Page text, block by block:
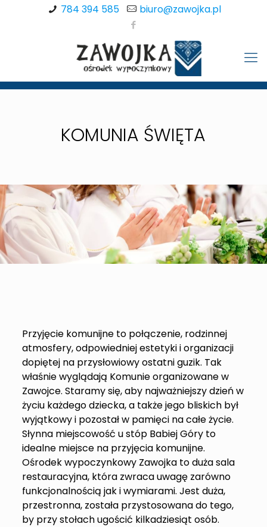
784 394 585 biuro@zawojka.pl
KOMUNIA ŚWIĘTA
Przyjęcie komunijne to połączenie, rodzinnej
atmosfery, odpowiedniej estetyki i organizacji
dopiętej na przysłowiowy ostatni guzik. Tak
właśnie wyglądają Komunie organizowane w
Zawojce. Staramy się, aby najważniejszy dzień w
życiu każdego dziecka, a także jego bliskich był
wyjątkowy i pozostał w pamięci na całe życie.
Słynna miejscowość u stóp Babiej Góry to
idealne miejsce na przyjęcia komunijne.
Ośrodek wypoczynkowy Zawojka to duża sala
restauracyjna, która zwraca uwagę zarówno
funkcjonalnością jak i wymiarami. Jest duża,
przestronna, została przystosowana do tego,
by przy stołach ugościć kilkadziesiąt osób.